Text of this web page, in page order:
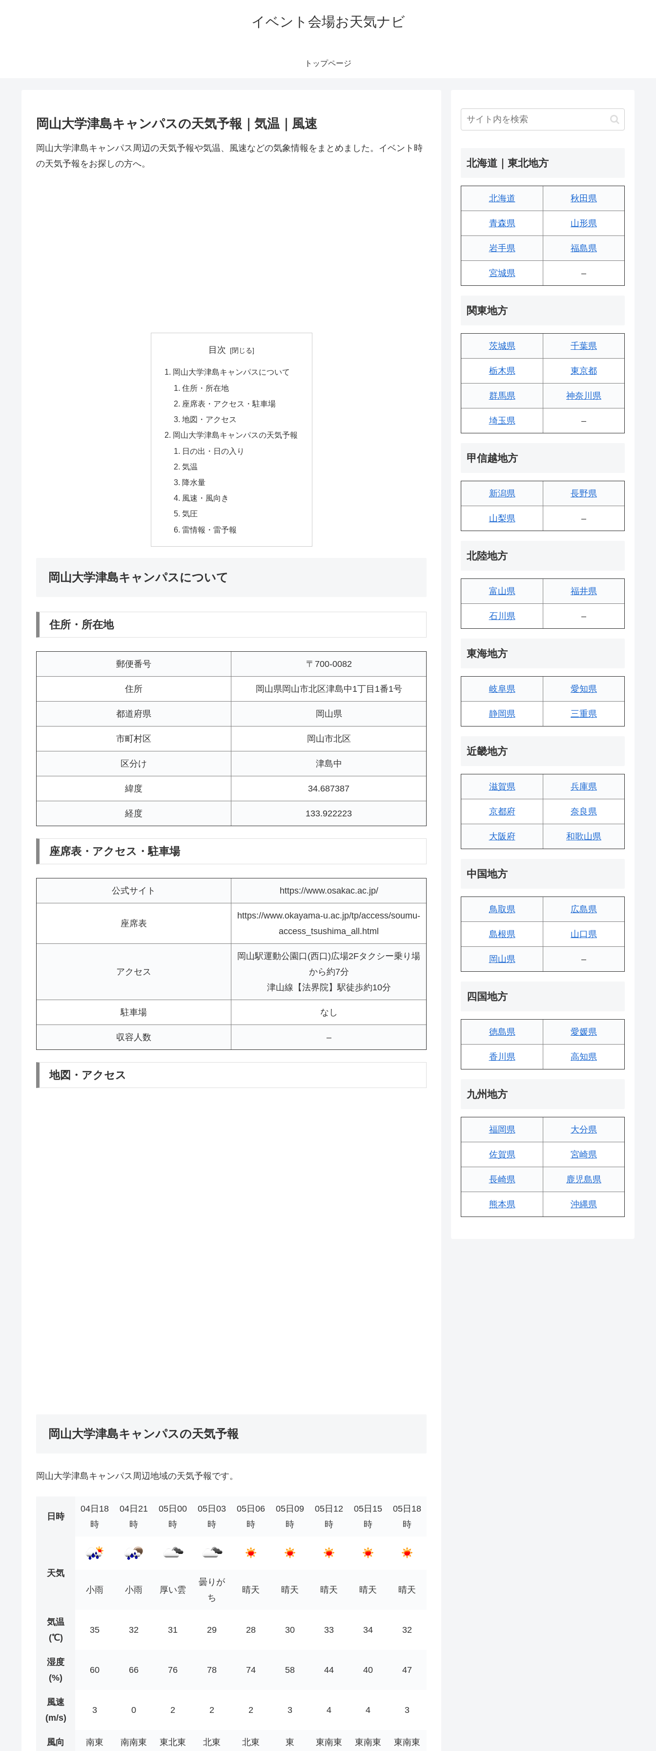
イベント会場お天気ナビ
トップページ
岡山大学津島キャンパスの天気予報｜気温｜風速
岡山大学津島キャンパス周辺の天気予報や気温、風速などの気象情報をまとめました。イベント時
の天気予報をお探しの方へ。
目次
岡山大学津島キャンパスについて
住所・所在地
座席表・アクセス・駐車場
地図・アクセス
岡山大学津島キャンパスの天気予報
日の出・日の入り
気温
降水量
風速・風向き
気圧
雷情報・雷予報
岡山大学津島キャンパスについて
住所・所在地
郵便番号 〒700-0082
住所 岡山県岡山市北区津島中1丁目1番1号
都道府県 岡山県
市町村区 岡山市北区
区分け 津島中
緯度 34.687387
経度 133.922223
座席表・アクセス・駐車場
公式サイト https://www.osakac.ac.jp/
座席表
https://www.okayama-u.ac.jp/tp/access/soumu-
access_tsushima_all.html
アクセス
岡山駅運動公園口(西口)広場2Fタクシー乗り場
から約7分
津山線【法界院】駅徒歩約10分
駐車場 なし
収容人数 –
地図・アクセス
岡山大学津島キャンパスの天気予報
岡山大学津島キャンパス周辺地域の天気予報です。
日時
04日18
時
04日21
時
05日00
時
05日03
時
05日06
時
05日09
時
05日12
時
05日15
時
05日18
時
天気
小雨
小雨 厚い雲
曇りが
ち
晴天 晴天 晴天 晴天 晴天
気温
(℃)
35 32 31 29 28 30 33 34 32
湿度
(%)
60 66 76 78 74 58 44 40 47
風速
(m/s)
3 0 2 2 2 3 4 4 3
風向 南東 南南東 東北東 北東 北東 東 東南東 東南東 東南東
北海道｜東北地方
北海道 秋田県
青森県 山形県
岩手県 福島県
宮城県 –
関東地方
茨城県 千葉県
栃木県 東京都
群馬県 神奈川県
埼玉県 –
甲信越地方
新潟県 長野県
山梨県 –
北陸地方
富山県 福井県
石川県 –
東海地方
岐阜県 愛知県
静岡県 三重県
近畿地方
滋賀県 兵庫県
京都府 奈良県
大阪府 和歌山県
中国地方
鳥取県 広島県
島根県 山口県
岡山県 –
四国地方
徳島県 愛媛県
香川県 高知県
九州地方
福岡県 大分県
佐賀県 宮崎県
長崎県 鹿児島県
熊本県 沖縄県